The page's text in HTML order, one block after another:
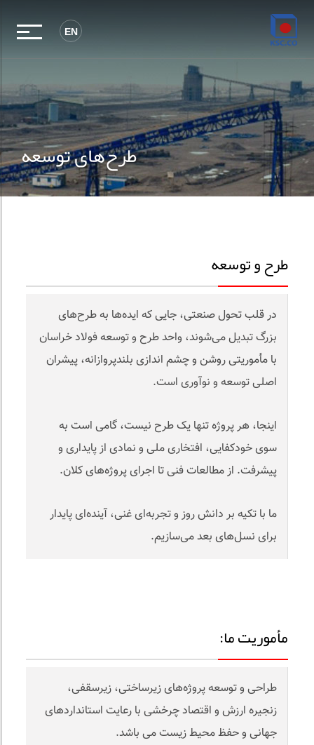
EN
طرح‌های توسعه
طرح و توسعه
در قلب تحول صنعتی، جایی که ایده‌ها به طرح‌های
بزرگ تبدیل می‌شوند، واحد طرح و توسعه فولاد خراسان
با مأموریتی روشن و چشم اندازی بلندپروازانه، پیشران
اصلی توسعه و نوآوری است.
اینجا، هر پروژه تنها یک طرح نیست، گامی است به
سوی خودکفایی، افتخاری ملی و نمادی از پایداری و
پیشرفت. از مطالعات فنی تا اجرای پروژه‌های کلان.
ما با تکیه بر دانش روز و تجربه‌ای غنی، آینده‌ای پایدار
برای نسل‌های بعد می‌سازیم.
مأموریت ما:
طراحی و توسعه پروژه‌های زیرساختی، زیرسقفی،
زنجیره ارزش و اقتصاد چرخشی با رعایت استانداردهای
جهانی و حفظ محیط زیست می باشد.